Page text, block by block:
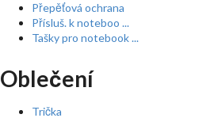
Přepěťová ochrana
Přísluš. k noteboo ...
Tašky pro notebook ...
Oblečení
Trička